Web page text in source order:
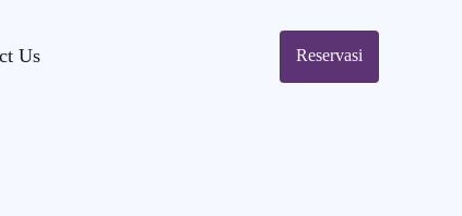
Us Reservasi